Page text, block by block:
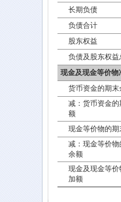
长期负债
负债合计
股东权益
负债及股东权益
现金及现金等价物
货币资金的期末
减：货币资金的
额
现金等价物的期
减：现金等价物
余额
现金及现金等价
加额